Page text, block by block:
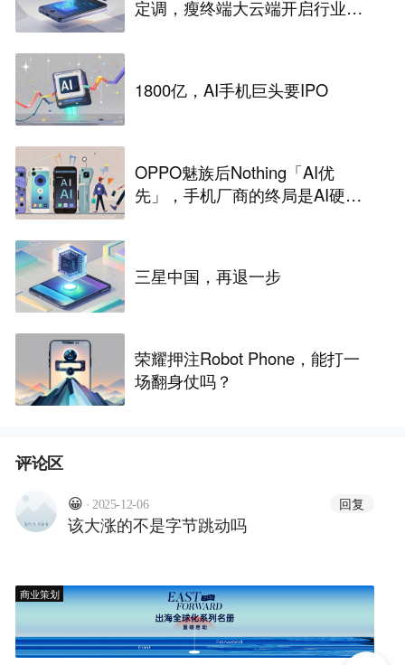
定调，瘦终端大云端开启行业革
1800亿，AI手机巨头要IPO
OPPO魅族后Nothing「AI优
先」，手机厂商的终局是AI硬
三星中国，再退一步
荣耀押注Robot Phone，能打一
场翻身仗吗？
评论区
😀 · 2025-12-06 回复
该大涨的不是字节跳动吗
商业策划